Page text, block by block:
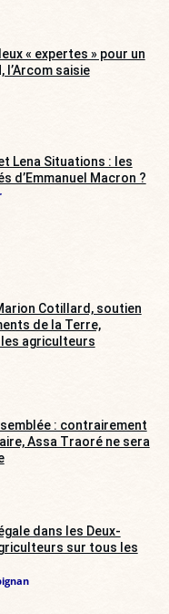
« expertes » pour un
l’Arcom saisie
Lena Situations : les
d’Emmanuel Macron ?
Cotillard, soutien
de la Terre,
agriculteurs
: contrairement
Assa Traoré ne sera
dans les Deux-
sur tous les